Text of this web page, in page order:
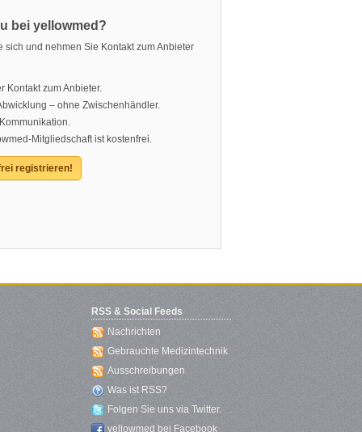
bei yellowmed?
sich und nehmen Sie Kontakt zum Anbieter
Kontakt zum Anbieter.
– ohne Zwischenhändler.
Mitgliedschaft ist kostenfrei.
registrieren!
RSS & Social Feeds
Nachrichten
Gebrauchte Medizintechnik
Ausschreibungen
Was ist RSS?
Folgen Sie uns via Twitter.
yellowmed bei Facebook